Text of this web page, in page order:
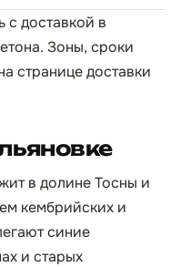
с доставкой в
. Зоны, сроки
страницедоставки
в долине Тосны и
кембрийских и
синие
и старых